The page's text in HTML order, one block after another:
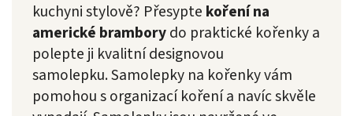
kuchyni stylově? Přesypte koření na
americké bramborydo praktické kořenky a
polepte ji kvalitní designovou
samolepku.Samolepky na kořenky vám
pomohou s organizací koření a navíc skvěle